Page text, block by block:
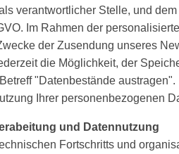
verantwortlicher Stelle, und
Im Rahmen der
der Zusendung unseres
die Möglichkeit, der
"Datenbestände austragen".
Ihrer personenbezogenen
und Datennutzung
Fortschritts und